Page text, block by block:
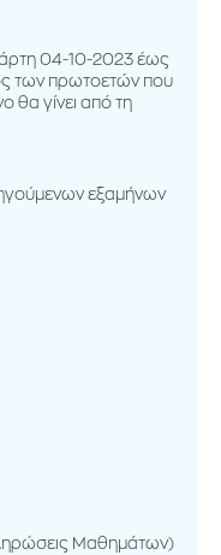
04-10-2023 έως
των πρωτοετών που
θα γίνει από τη
εξαμήνων
Μαθημάτων)